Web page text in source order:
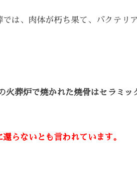
は、肉体が朽ち果て、バクテリ
火葬炉で焼かれた焼骨はセラミッ
らないとも言われています。